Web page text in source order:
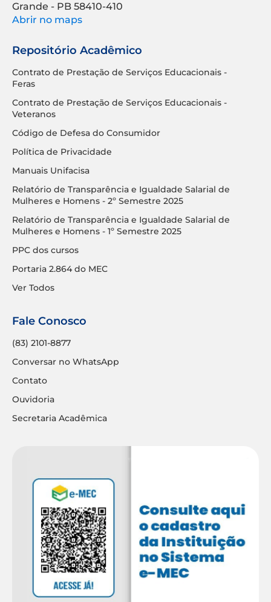
Grande - PB 58410-410
Abrir no maps
Repositório Acadêmico
Contrato de Prestação de Serviços Educacionais -
Feras
Contrato de Prestação de Serviços Educacionais -
Veteranos
Código de Defesa do Consumidor
Política de Privacidade
Manuais Unifacisa
Relatório de Transparência e Igualdade Salarial de
Mulheres e Homens - 2º Semestre 2025
Relatório de Transparência e Igualdade Salarial de
Mulheres e Homens - 1º Semestre 2025
PPC dos cursos
Portaria 2.864 do MEC
Ver Todos
Fale Conosco
(83) 2101-8877
Conversar no WhatsApp
Contato
Ouvidoria
Secretaria Acadêmica